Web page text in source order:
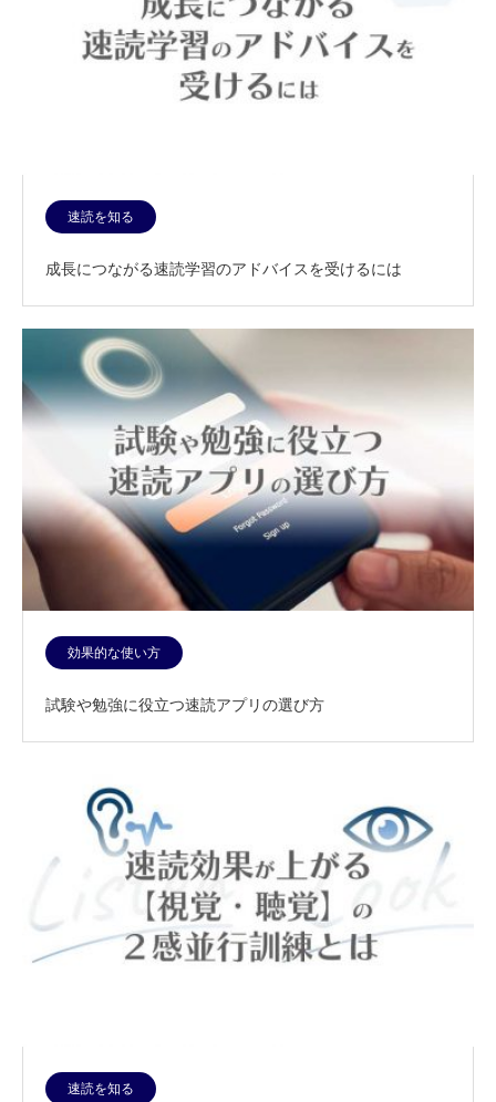
速読を知る
成長につながる速読学習のアドバイスを受けるには
効果的な使い方
試験や勉強に役立つ速読アプリの選び方
速読を知る